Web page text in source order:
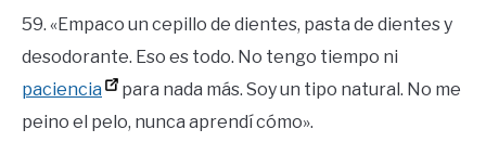
59. «Empaco un cepillo de dientes, pasta de dientes y
desodorante. Eso es todo. No tengo tiempo ni
paciencia
para nada más. Soy un tipo natural. No me
peino el pelo, nunca aprendí cómo».